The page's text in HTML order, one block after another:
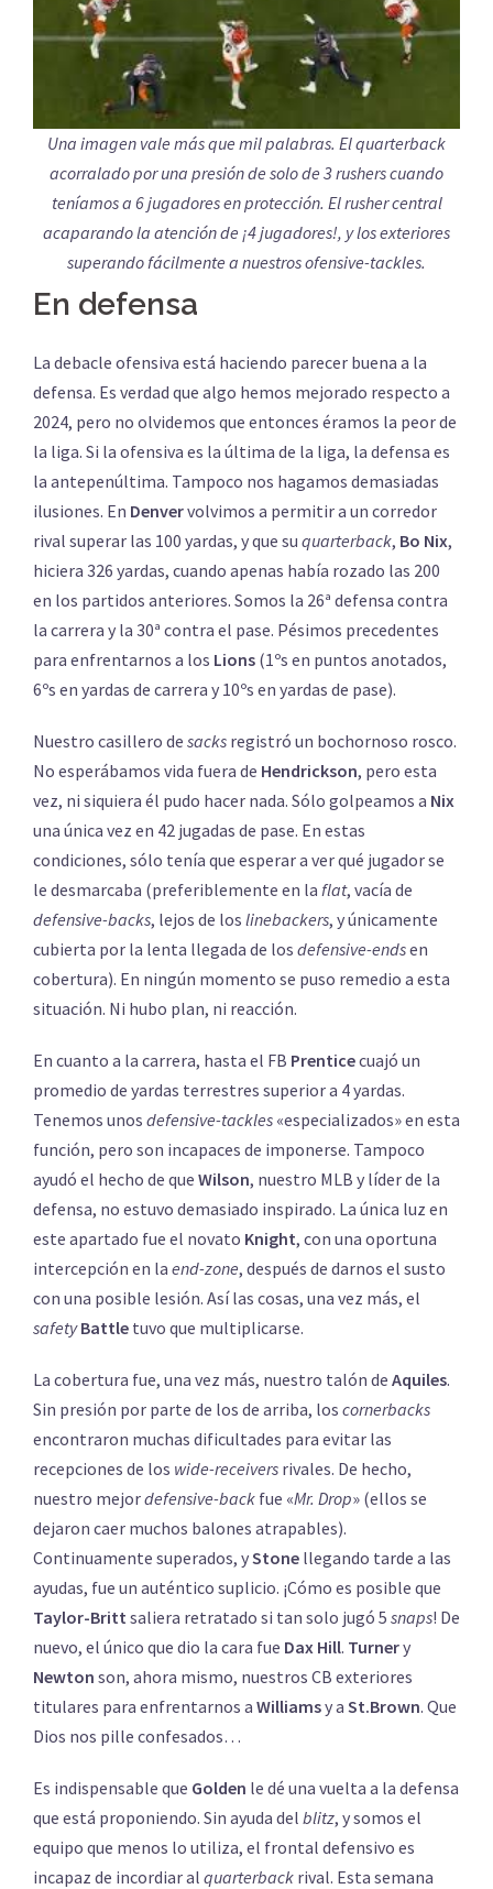
Una imagen vale más que mil palabras. El quarterback
acorralado por una presión de solo de 3 rushers cuando
teníamos a 6 jugadores en protección. El rusher central
acaparando la atención de ¡4 jugadores!, y los exteriores
superando fácilmente a nuestros ofensive-tackles.
En defensa
La debacle ofensiva está haciendo parecer buena a la
defensa. Es verdad que algo hemos mejorado respecto a
2024, pero no olvidemos que entonces éramos la peor de
la liga. Si la ofensiva es la última de la liga, la defensa es
la antepenúltima. Tampoco nos hagamos demasiadas
ilusiones. En Denvervolvimos a permitir a un corredor
rival superar las 100 yardas, y que su quarterback, Bo Nix,
hiciera 326 yardas, cuando apenas había rozado las 200
en los partidos anteriores. Somos la 26ª defensa contra
la carrera y la 30ª contra el pase. Pésimos precedentes
para enfrentarnos a los Lions (1ºs en puntos anotados,
6ºs en yardas de carrera y 10ºs en yardas de pase).
Nuestro casillero de sacks registró un bochornoso rosco.
No esperábamos vida fuera de Hendrickson, pero esta
vez, ni siquiera él pudo hacer nada. Sólo golpeamos a Nix
una única vez en 42 jugadas de pase. En estas
condiciones, sólo tenía que esperar a ver qué jugador se
le desmarcaba (preferiblemente en la flat, vacía de
defensive-backs, lejos de los linebackers, y únicamente
cubierta por la lenta llegada de los defensive-endsen
cobertura). En ningún momento se puso remedio a esta
situación. Ni hubo plan, ni reacción.
En cuanto a la carrera, hasta el FB Prenticecuajó un
promedio de yardas terrestres superior a 4 yardas.
Tenemos unos defensive-tackles «especializados» en esta
función, pero son incapaces de imponerse. Tampoco
ayudó el hecho de que Wilson, nuestro MLB y líder de la
defensa, no estuvo demasiado inspirado. La única luz en
este apartado fue el novato Knight, con una oportuna
intercepción en la end-zone, después de darnos el susto
con una posible lesión. Así las cosas, una vez más, el
safetyBattle tuvo que multiplicarse.
La cobertura fue, una vez más, nuestro talón de Aquiles.
Sin presión por parte de los de arriba, los cornerbacks
encontraron muchas dificultades para evitar las
recepciones de los wide-receivers rivales. De hecho,
nuestro mejordefensive-back fue «Mr. Drop» (ellos se
dejaron caer muchos balones atrapables).
Continuamente superados, yStone llegando tarde a las
ayudas, fue un auténtico suplicio. ¡Cómo es posible que
Taylor-Britt saliera retratado si tan solo jugó 5 snaps! De
nuevo, el único que dio la cara fue Dax Hill. Turnery
Newton son, ahora mismo, nuestros CB exteriores
titulares para enfrentarnos a Williamsy a St.Brown. Que
Dios nos pille confesados…
Es indispensable que Golden le dé una vuelta a la defensa
que está proponiendo. Sin ayuda del blitz, y somos el
equipo que menos lo utiliza, el frontal defensivo es
incapaz de incordiar al quarterback rival. Esta semana